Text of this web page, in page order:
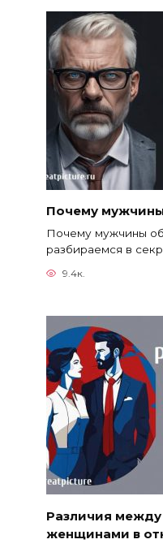
Почему
Почему мужчины
разбираемся в
9.4к.
Различия
женщинами в